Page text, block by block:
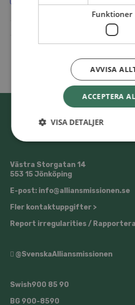
Västra Storgatan 14
553 15 Jönköping
E-post: info@alliansmissionen.se
Fler kontaktuppgifter >
Report irregularities /
@SvenskaAlliansmissionen
Swish900 85 90
BG 900-8590
Funktioner
ACCEPTERA
AVVISA
VISA DETALJER